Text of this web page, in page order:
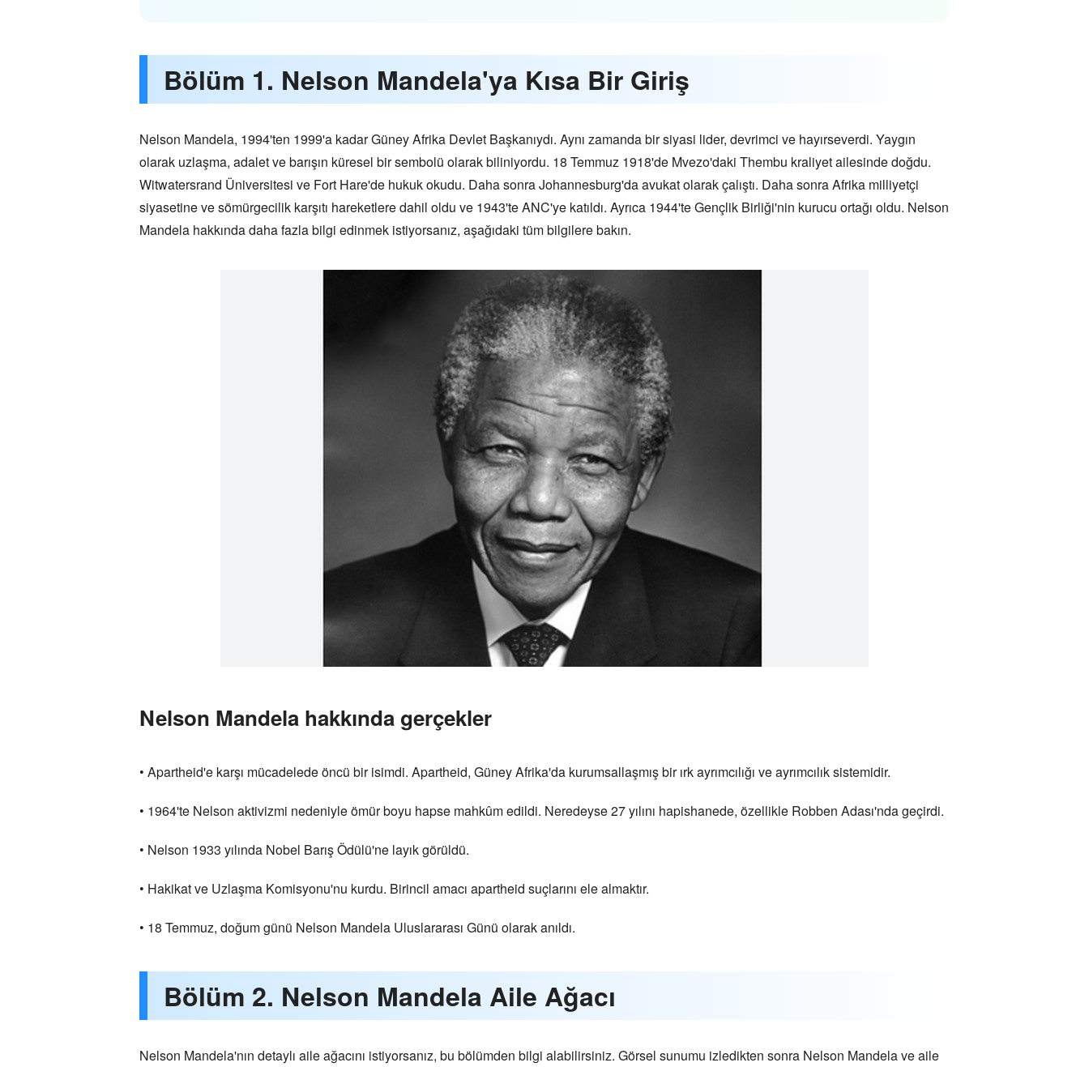
Bölüm 1. Nelson Mandela'ya Kısa Bir Giriş
Nelson Mandela, 1994'ten 1999'a kadar Güney Afrika Devlet Başkanıydı. Aynı zamanda bir siyasi lider, devrimci ve hayırseverdi. Yaygın
olarak uzlaşma, adalet ve barışın küresel bir sembolü olarak biliniyordu. 18 Temmuz 1918'de Mvezo'daki Thembu kraliyet ailesinde doğdu.
Witwatersrand Üniversitesi ve Fort Hare'de hukuk okudu. Daha sonra Johannesburg'da avukat olarak çalıştı. Daha sonra Afrika milliyetçi
siyasetine ve sömürgecilik karşıtı hareketlere dahil oldu ve 1943'te ANC'ye katıldı. Ayrıca 1944'te Gençlik Birliği'nin kurucu ortağı oldu. Nelson
Mandela hakkında daha fazla bilgi edinmek istiyorsanız, aşağıdaki tüm bilgilere bakın.
Nelson Mandela hakkında gerçekler
• Apartheid'e karşı mücadelede öncü bir isimdi. Apartheid, Güney Afrika'da kurumsallaşmış bir ırk ayrımcılığı ve ayrımcılık sistemidir.
• 1964'te Nelson aktivizmi nedeniyle ömür boyu hapse mahkûm edildi. Neredeyse 27 yılını hapishanede, özellikle Robben Adası'nda geçirdi.
• Nelson 1933 yılında Nobel Barış Ödülü'ne layık görüldü.
• Hakikat ve Uzlaşma Komisyonu'nu kurdu. Birincil amacı apartheid suçlarını ele almaktır.
• 18 Temmuz, doğum günü Nelson Mandela Uluslararası Günü olarak anıldı.
Bölüm 2. Nelson Mandela Aile Ağacı
Nelson Mandela'nın detaylı aile ağacını istiyorsanız, bu bölümden bilgi alabilirsiniz. Görsel sunumu izledikten sonra Nelson Mandela ve aile